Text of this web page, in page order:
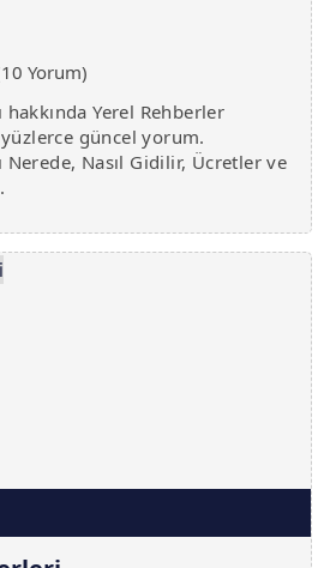
Yorum)
hakkında Yerel Rehberler
yüzlerce güncel yorum.
Nerede, Nasıl Gidilir, Ücretler ve